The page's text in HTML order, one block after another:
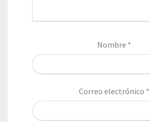
Nombre *
Correo electrónico *